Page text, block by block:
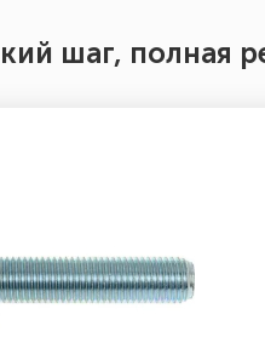
Закладные
шаг, полная